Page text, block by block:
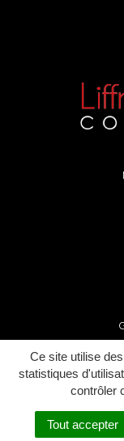
Ce site utilise
statistiques
contrôler
Tout accepter